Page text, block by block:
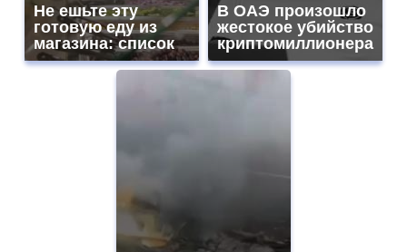
Не ешьте эту
готовую еду из
магазина: список
В ОАЭ произошло
жестокое убийство
криптомиллионера